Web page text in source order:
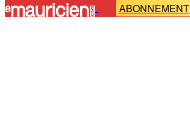
- ABONNEMENT